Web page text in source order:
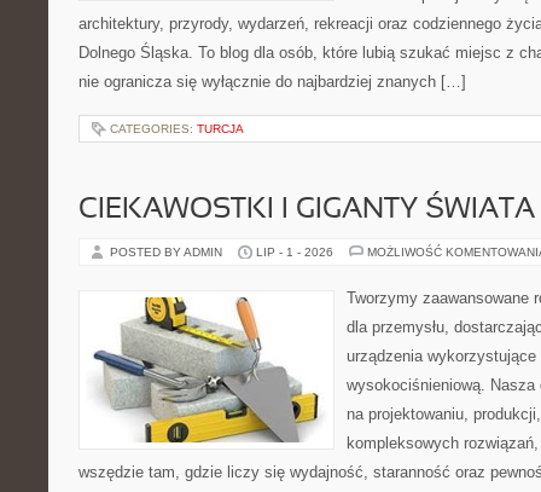
architektury, przyrody, wydarzeń, rekreacji oraz codziennego
Dolnego Śląska. To blog dla osób, które lubią szukać miejsc z
nie ogranicza się wyłącznie do najbardziej znanych […]
CATEGORIES: TURCJA
CIEKAWOSTKI I GIGANTY ŚWIATA
POSTED BY ADMIN LIP - 1 - 2026 MOŻLIWOŚĆ
Tworzymy zaawansowane
dla przemysłu,
urządzenia wykorzystujące
wysokociśnieniową. Nasza
na projektowaniu,
kompleksowych
wszędzie tam, gdzie liczy się wydajność, staranność oraz